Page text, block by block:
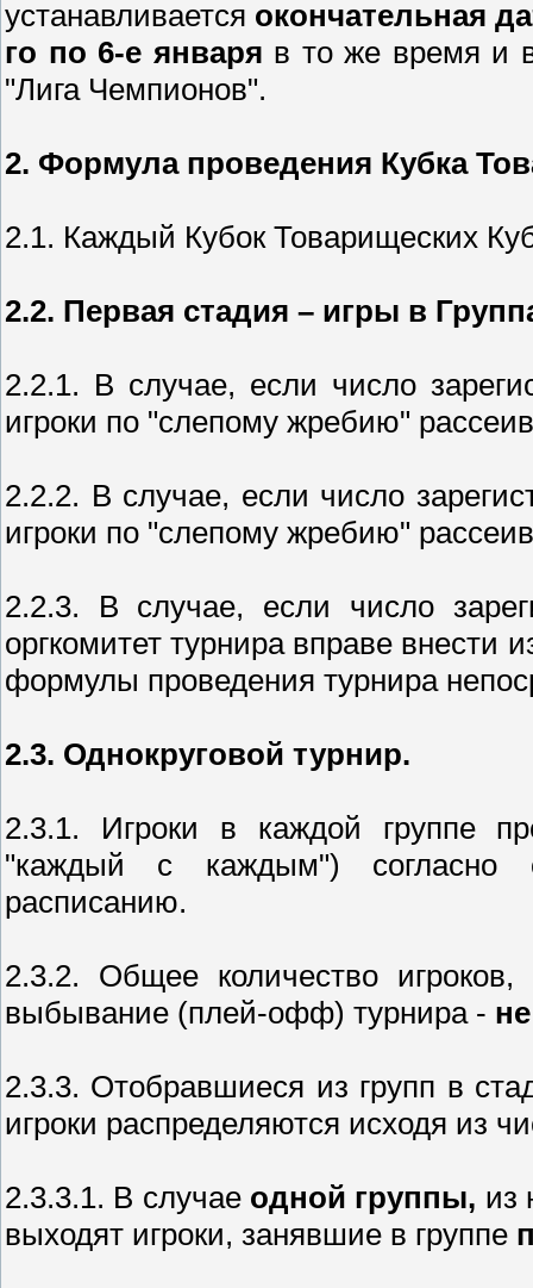
устанавливается окончательная
го по 6-е января в то же время и
"Лига Чемпионов".
2. Формула проведения Кубка
2.1. Каждый Кубок Товарищеских
2.2. Первая стадия – игры в
2.2.1. В случае, если число
игроки по "слепому жребию"
2.2.2. В случае, если число
игроки по "слепому жребию"
2.2.3. В случае, если число
оргкомитет турнира вправе внести
формулы проведения турнира
2.3. Однокруговой турнир.
2.3.1. Игроки в каждой группе
"каждый с каждым") согласно
расписанию.
2.3.2. Общее количество
выбывание (плей-офф) турнира -
2.3.3. Отобравшиеся из групп в
игроки распределяются исходя из
2.3.3.1. В случае одной группы, из
выходят игроки, занявшие в группе